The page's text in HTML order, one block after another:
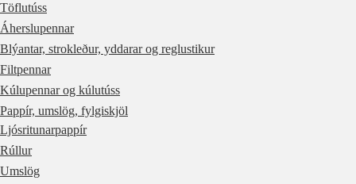
Töflutúss
Áherslupennar
Blýantar, strokleður, yddarar og reglustikur
Filtpennar
Kúlupennar og kúlutúss
Pappír, umslög, fylgiskjöl
Ljósritunarpappír
Rúllur
Umslög